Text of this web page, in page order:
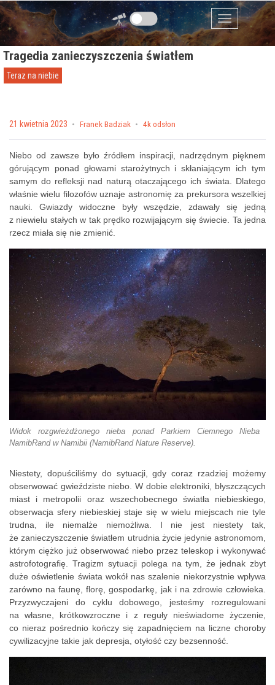
Przejdź do zawartości
Menu
Tragedia zanieczyszczenia światłem
Teraz na niebie
Posted on
21 kwietnia 2023 by Franek Badziak 4k odsłon
Niebo od zawsze było źródłem inspiracji, nadrzędnym pięknem
górującym ponad głowami starożytnych i skłaniającym ich tym
samym do refleksji nad naturą otaczającego ich świata. Dlatego
właśnie wielu filozofów uznaje astronomię za prekursora wszelkiej
nauki. Gwiazdy widoczne były wszędzie, zdawały się jedną
z niewielu stałych w tak prędko rozwijającym się świecie. Ta jedna
rzecz miała się nie zmienić.
Widok rozgwieżdżonego nieba ponad Parkiem Ciemnego Nieba
NamibRand w Namibii (NamibRand Nature Reserve).
Niestety, dopuściliśmy do sytuacji, gdy coraz rzadziej możemy
obserwować gwieździste niebo. W dobie elektroniki, błyszczących
miast i metropolii oraz wszechobecnego światła niebieskiego,
obserwacja sfery niebieskiej staje się w wielu miejscach nie tyle
trudna, ile niemalże niemożliwa. I nie jest niestety tak,
że zanieczyszczenie światłem utrudnia życie jedynie astronomom,
którym ciężko już obserwować niebo przez teleskop i wykonywać
astrofotografię. Tragizm sytuacji polega na tym, że jednak zbyt
duże oświetlenie świata wokół nas szalenie niekorzystnie wpływa
zarówno na faunę, florę, gospodarkę, jak i na zdrowie człowieka.
Przyzwyczajeni do cyklu dobowego, jesteśmy rozregulowani
na własne, krótkowzroczne i z reguły nieświadome życzenie,
co nieraz pośrednio kończy się zapadnięciem na liczne choroby
cywilizacyjne takie jak depresja, otyłość czy bezsenność.